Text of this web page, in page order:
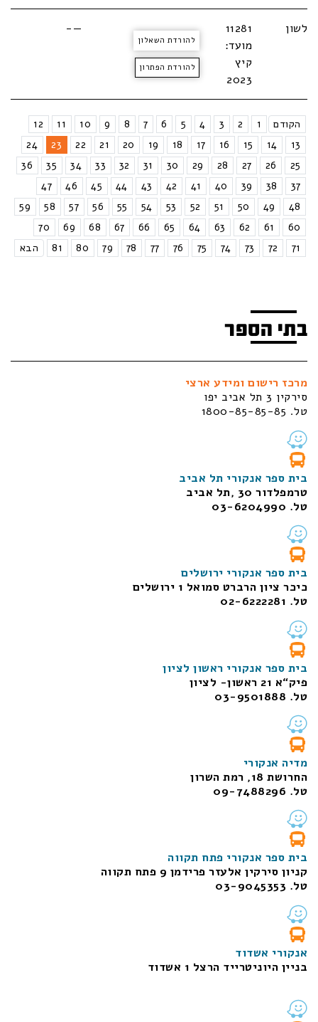
לשון
11281
מועד:
קיץ
2023
להורדת השאלון
להורדת הפתרון
—-
הקודם 1
2
3
4
5
6
7
8
9
10
11
12
13
14
15
16
17
18
19
20
21
22
23
24
25
26
27
28
29
30
31
32
33
34
35
36
37
38
39
40
41
42
43
44
45
46
47
48
49
50
51
52
53
54
55
56
57
58
59
60
61
62
63
64
65
66
67
68
69
70
71
72
73
74
75
76
77
78
79
80
81 הבא
בתי הספר
מרכז רישום ומידע ארצי
סירקין 3 תל אביב יפו
טל. 1800-85-85-85
בית ספר אנקורי תל אביב
טרמפלדור 30 ,תל אביב
טל. 03-6204990
בית ספר אנקורי ירושלים
כיכר ציון הרברט סמואל 1
ירושלים
טל. 02-6222281
בית ספר אנקורי ראשון לציון
פיק“א 21 ראשון- לציון
טל. 03-9501888
מדיה אנקורי
החרושת 18, רמת השרון
טל. 09-7488296
בית ספר אנקורי פתח תקווה
קניון סירקין אלעזר פרידמן 9 פתח תקווה
טל. 03-9045353
אנקורי אשדוד
בניין היוניטרייד הרצל 1 אשדוד